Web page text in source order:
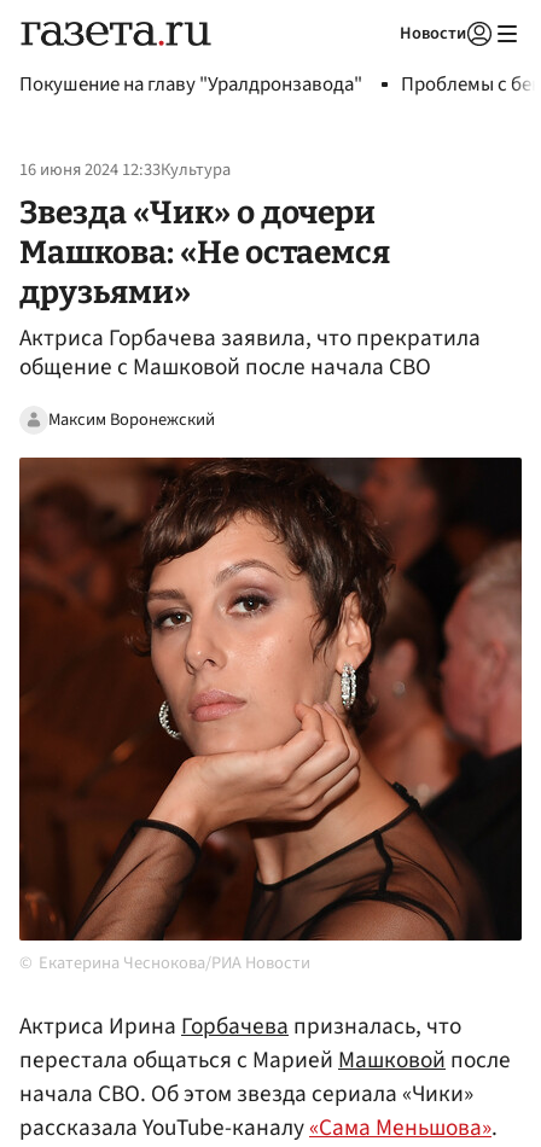
Новости
Покушение на главу "Уралдронзавода" Проблемы с
16 июня 2024 12:33Культура
Звезда «Чик» о дочери
Машкова: «Не остаемся
друзьями»
Актриса Горбачева заявила, что прекратила
общение с Машковой после начала СВО
Максим Воронежский
Екатерина Чеснокова/РИА Новости
Актриса ИринаГорбачевапризналась, что
перестала общаться с МариейМашковойпосле
начала СВО. Об этом звезда сериала «Чики»
рассказала YouTube-каналу«Сама Меньшова».